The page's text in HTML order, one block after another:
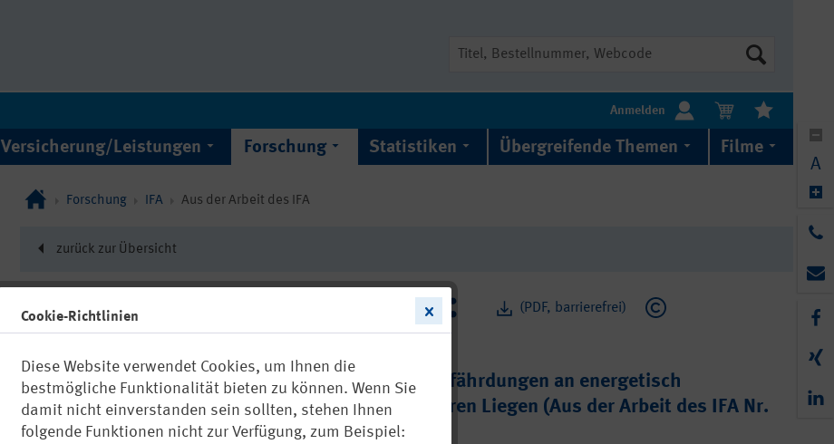
Anmelden
Versicherung/Leistungen Forschung Statistiken Übergreifende Themen Filme
Forschung IFA Aus der Arbeit des IFA
zurück zur Übersicht
(PDF, barrierefrei)
Mechanische Gefährdungen an energetisch
höhenverstellbaren Liegen (Aus der Arbeit des IFA Nr.
0438)
A
Cookie-Richtlinien
Diese Website verwendet Cookies, um Ihnen die
bestmögliche Funktionalität bieten zu können. Wenn Sie
damit nicht einverstanden sein sollten, stehen Ihnen
folgende Funktionen nicht zur Verfügung, zum Beispiel: